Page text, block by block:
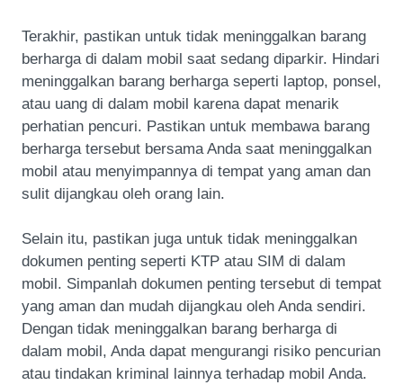
Terakhir, pastikan untuk tidak meninggalkan barang
berharga di dalam mobil saat sedang diparkir. Hindari
meninggalkan barang berharga seperti laptop, ponsel,
atau uang di dalam mobil karena dapat menarik
perhatian pencuri. Pastikan untuk membawa barang
berharga tersebut bersama Anda saat meninggalkan
mobil atau menyimpannya di tempat yang aman dan
sulit dijangkau oleh orang lain.
Selain itu, pastikan juga untuk tidak meninggalkan
dokumen penting seperti KTP atau SIM di dalam
mobil. Simpanlah dokumen penting tersebut di tempat
yang aman dan mudah dijangkau oleh Anda sendiri.
Dengan tidak meninggalkan barang berharga di
dalam mobil, Anda dapat mengurangi risiko pencurian
atau tindakan kriminal lainnya terhadap mobil Anda.